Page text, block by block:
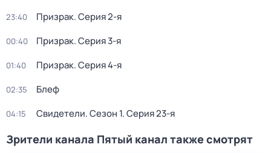
23:40 Призрак. Серия 2-я
00:40 Призрак. Серия 3-я
01:40 Призрак. Серия 4-я
02:35 Блеф
04:15 Свидетели. Сезон 1. Серия 23-я
Зрители канала Пятый канал также смотрят